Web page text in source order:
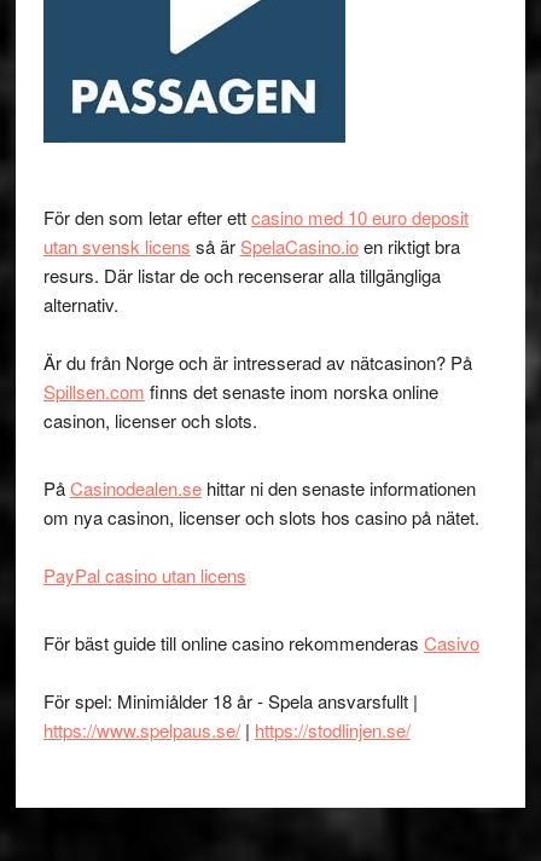
För den som letar efter ettcasino med 10 euro deposit
utan svensk licens så ärSpelaCasino.ioen riktigt bra
resurs. Där listar de och recenserar alla tillgängliga
alternativ.
Är du från Norge och är intresserad av nätcasinon? På
Spillsen.com finns det senaste inom norska online
casinon, licenser och slots.
PåCasinodealen.sehittar ni den senaste informationen
om nya casinon, licenser och slots hos casino på nätet.
PayPal casino utan licens
För bäst guide till online casino rekommenderas Casivo
För spel: Minimiålder 18 år - Spela ansvarsfullt |
https://www.spelpaus.se/| https://stodlinjen.se/